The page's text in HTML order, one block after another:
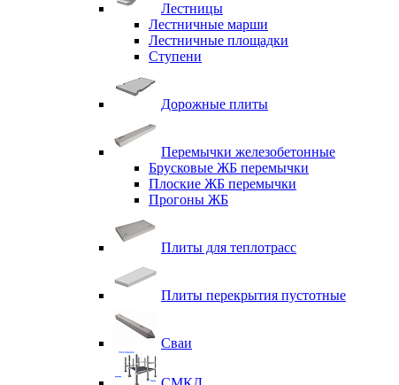
Лестницы
Лестничные марши
Лестничные площадки
Ступени
Дорожные плиты
Перемычки железобетонные
Брусковые ЖБ перемычки
Плоские ЖБ перемычки
Прогоны ЖБ
Плиты для теплотрасс
Плиты перекрытия пустотные
Сваи